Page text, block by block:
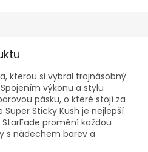
kterou si vybral trojnásobný
Spojením výkonu a stylu
pásku, o které stojí za
Sticky Kush je nejlepší
StarFade promění každou
s nádechem barev a